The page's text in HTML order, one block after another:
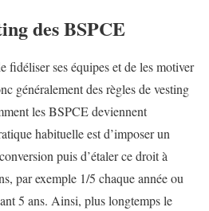
des BSPCE
fidéliser ses équipes et de les motiver
généralement des règles de vesting
les BSPCE deviennent
habituelle est d’imposer un
puis d’étaler ce droit à
par exemple 1/5 chaque année ou
5 ans. Ainsi, plus longtemps le